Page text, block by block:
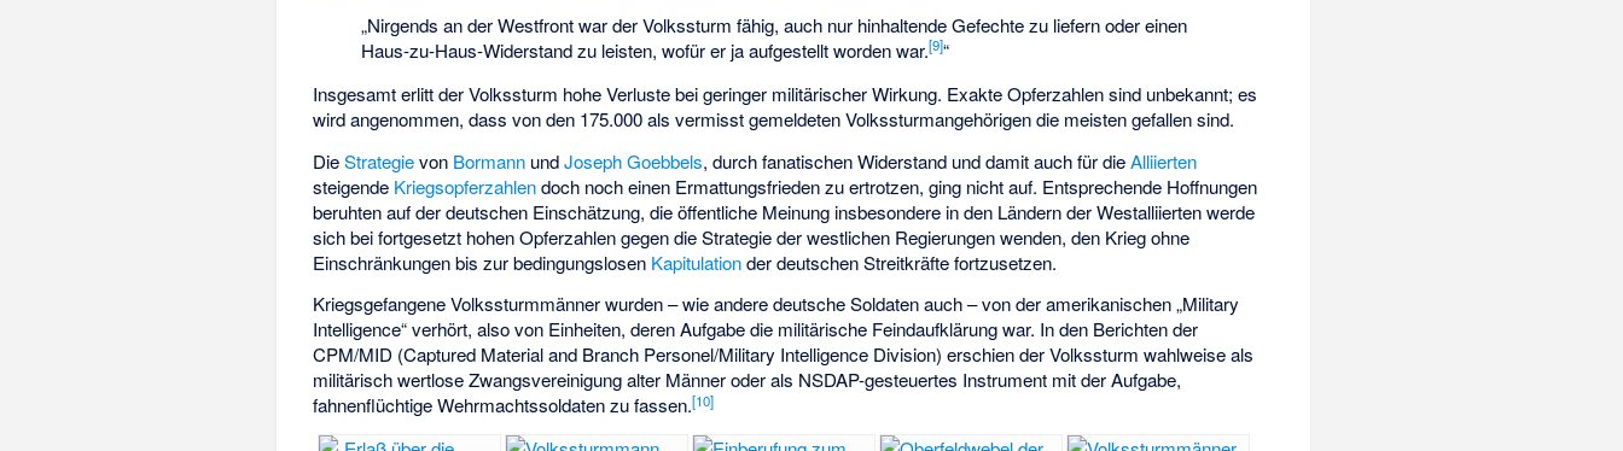
„Nirgends an der Westfront war der Volkssturm fähig, auch nur hinhaltende Gefechte zu liefern oder einen
Haus-zu-Haus-Widerstand zu leisten, wofür er ja aufgestellt worden war.[9]“
Insgesamt erlitt der Volkssturm hohe Verluste bei geringer militärischer Wirkung. Exakte Opferzahlen sind unbekannt; es
wird angenommen, dass von den 175.000 als vermisst gemeldeten Volkssturmangehörigen die meisten gefallen sind.
DieStrategievon Bormann undJoseph Goebbels, durch fanatischen Widerstand und damit auch für dieAlliierten
steigende Kriegsopferzahlendoch noch einen Ermattungsfrieden zu ertrotzen, ging nicht auf. Entsprechende Hoffnungen
beruhten auf der deutschen Einschätzung, die öffentliche Meinung insbesondere in den Ländern der Westalliierten werde
sich bei fortgesetzt hohen Opferzahlen gegen die Strategie der westlichen Regierungen wenden, den Krieg ohne
Einschränkungen bis zur bedingungslosen Kapitulationder deutschen Streitkräfte fortzusetzen.
Kriegsgefangene Volkssturmmänner wurden – wie andere deutsche Soldaten auch – von der amerikanischen „Military
Intelligence“ verhört, also von Einheiten, deren Aufgabe die militärische Feindaufklärung war. In den Berichten der
CPM/MID (Captured Material and Branch Personel/Military Intelligence Division) erschien der Volkssturm wahlweise als
militärisch wertlose Zwangsvereinigung alter Männer oder als NSDAP-gesteuertes Instrument mit der Aufgabe,
fahnenflüchtige Wehrmachtssoldaten zu fassen.[10]